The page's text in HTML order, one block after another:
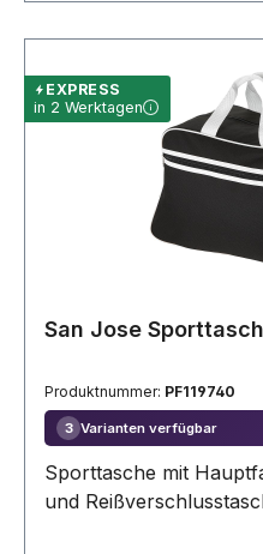
EXPRESS
in 2 Werktagen
San Jose
Produktnummer: PF119740
3 Varianten verfügbar
Sporttasche mit
und